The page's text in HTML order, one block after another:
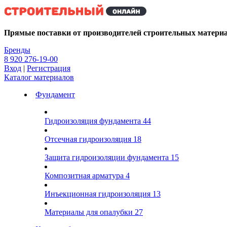
Kg
Прямые поставки от производителей строительных
Бренды
8 920 276-19-00
Вход | Регистрация
Каталог материалов
Фундамент
Гидроизоляция фундамента 44
Отсечная гидроизоляция 18
Защита гидроизоляции фундамента 15
Композитная арматура 4
Инъекционная гидроизоляция 13
Материалы для опалубки 27